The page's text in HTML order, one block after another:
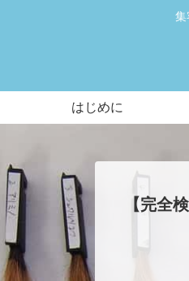
集
はじめに
【完全